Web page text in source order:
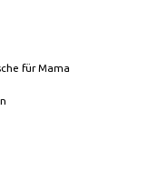
für Mama